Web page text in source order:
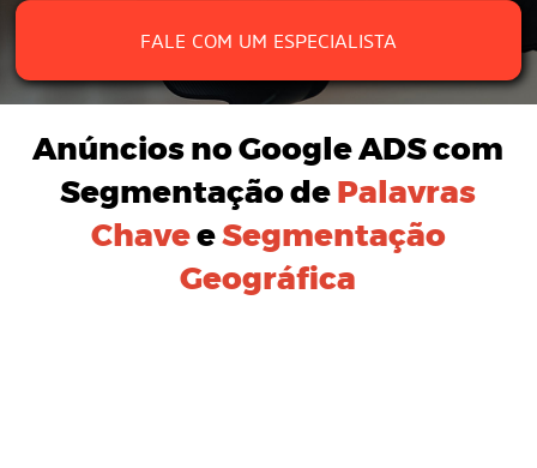
FALE COM UM ESPECIALISTA
Anúncios no Google ADS com
Segmentação de Palavras
ChaveeSegmentação
Geográfica